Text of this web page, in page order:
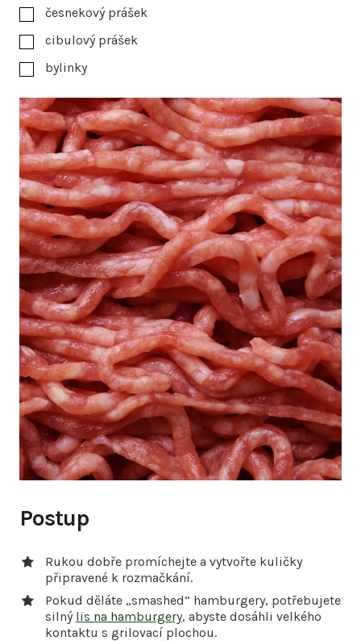
česnekový prášek
cibulový prášek
bylinky
Postup
Rukou dobře promíchejte a vytvořte kuličky
připravené k rozmačkání.
Pokud děláte „smashed“ hamburgery, potřebujete
silný lis na hamburgery, abyste dosáhli velkého
kontaktu s grilovací plochou.